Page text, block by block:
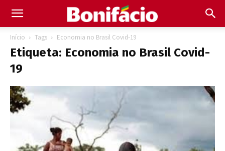
Início Tags Economia no Brasil Covid-19
Etiqueta: Economia no Brasil Covid-
19